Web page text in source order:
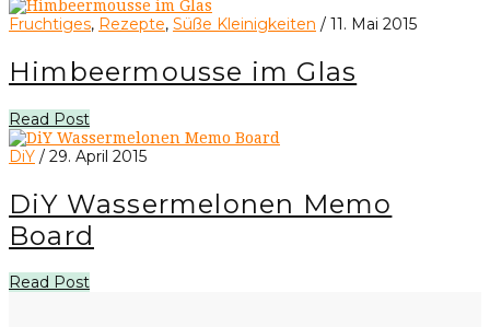
Fruchtiges, Rezepte, Süße Kleinigkeiten / 11. Mai 2015
Himbeermousse im Glas
Read Post
DiY / 29. April 2015
DiY Wassermelonen Memo
Board
Read Post